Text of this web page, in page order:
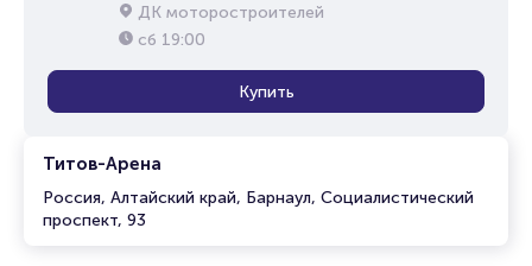
Титов-Арена
Россия, Алтайский край, Барнаул, Социалистический
проспект, 93
ДК моторостроителей
сб 19:00
Купить